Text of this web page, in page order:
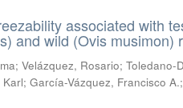
associated with
and wild (Ovis musimon)
;Velázquez, Rosario;Toledano-
;García-Vázquez, Francisco A.